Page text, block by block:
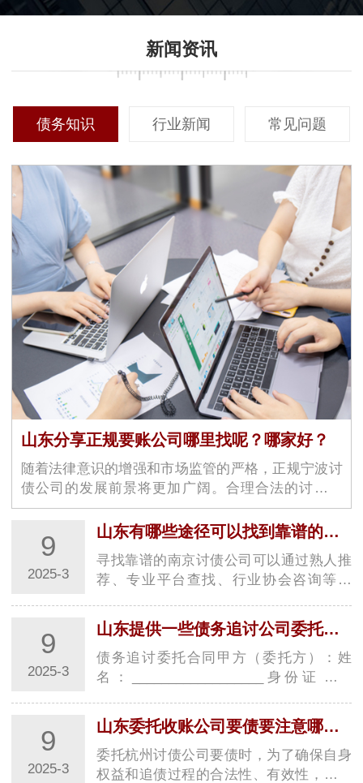
比例的佣金。在选择过程中，
至关重要。透明的收费体系能
费用纠纷。
专业能力与过往成绩。同时，
听取他们的真实反馈，对你做
新闻资讯
债务知识 行业新闻 常见问题
山东分享正规要账公司哪里找呢？哪家好？
随着法律意识的增强和市场监管的严格，正规宁波讨
债公司的发展前景将更加广阔。合理合法的讨债渠
道，不仅可以帮助债权人维护…
9
2025-3
山东有哪些途径可以找到靠谱的追债公司
寻找靠谱的南京讨债公司可以通过熟人推
荐、专业平台查找、行业协会咨询等途
向…
9
2025-3
山东提供一些债务追讨公司委托合同的范本
债务追讨委托合同甲方（委托方）：姓
名：__________________身份证号：
__________________
9
2025-3
山东委托收账公司要债要注意哪些事项？
委托杭州讨债公司要债时，为了确保自身
权益和追债过程的合法性、有效性，需要